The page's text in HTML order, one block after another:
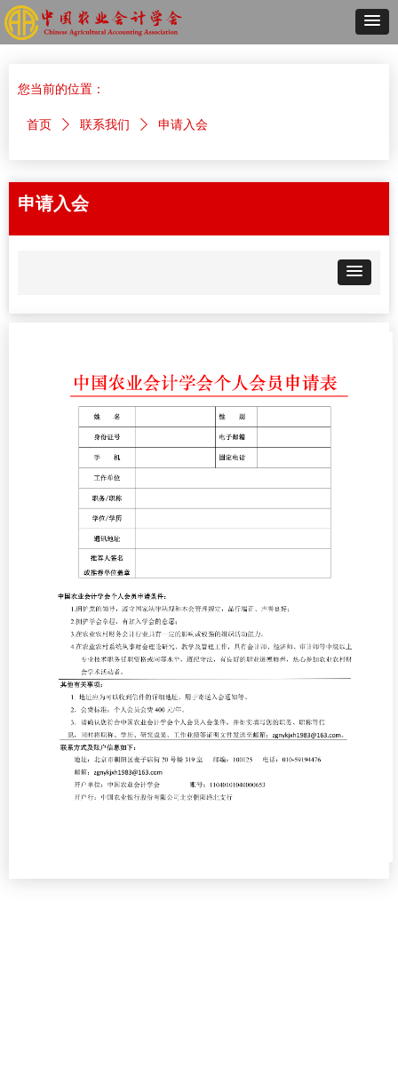
您当前的位置：
首页 ꄲ 联系我们 ꄲ 申请入会
申请入会